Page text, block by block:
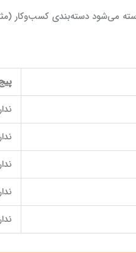
می‌شود دسته‌بندی کسب‌وکار